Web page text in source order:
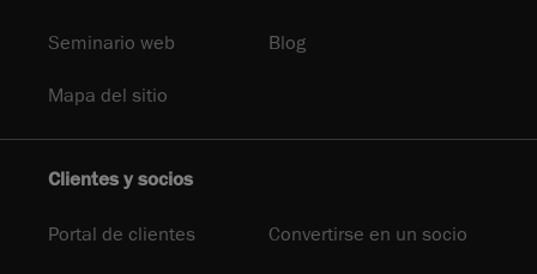
Seminario web Blog
Mapa del sitio
Clientes y socios
Portal de clientes Convertirse en un socio